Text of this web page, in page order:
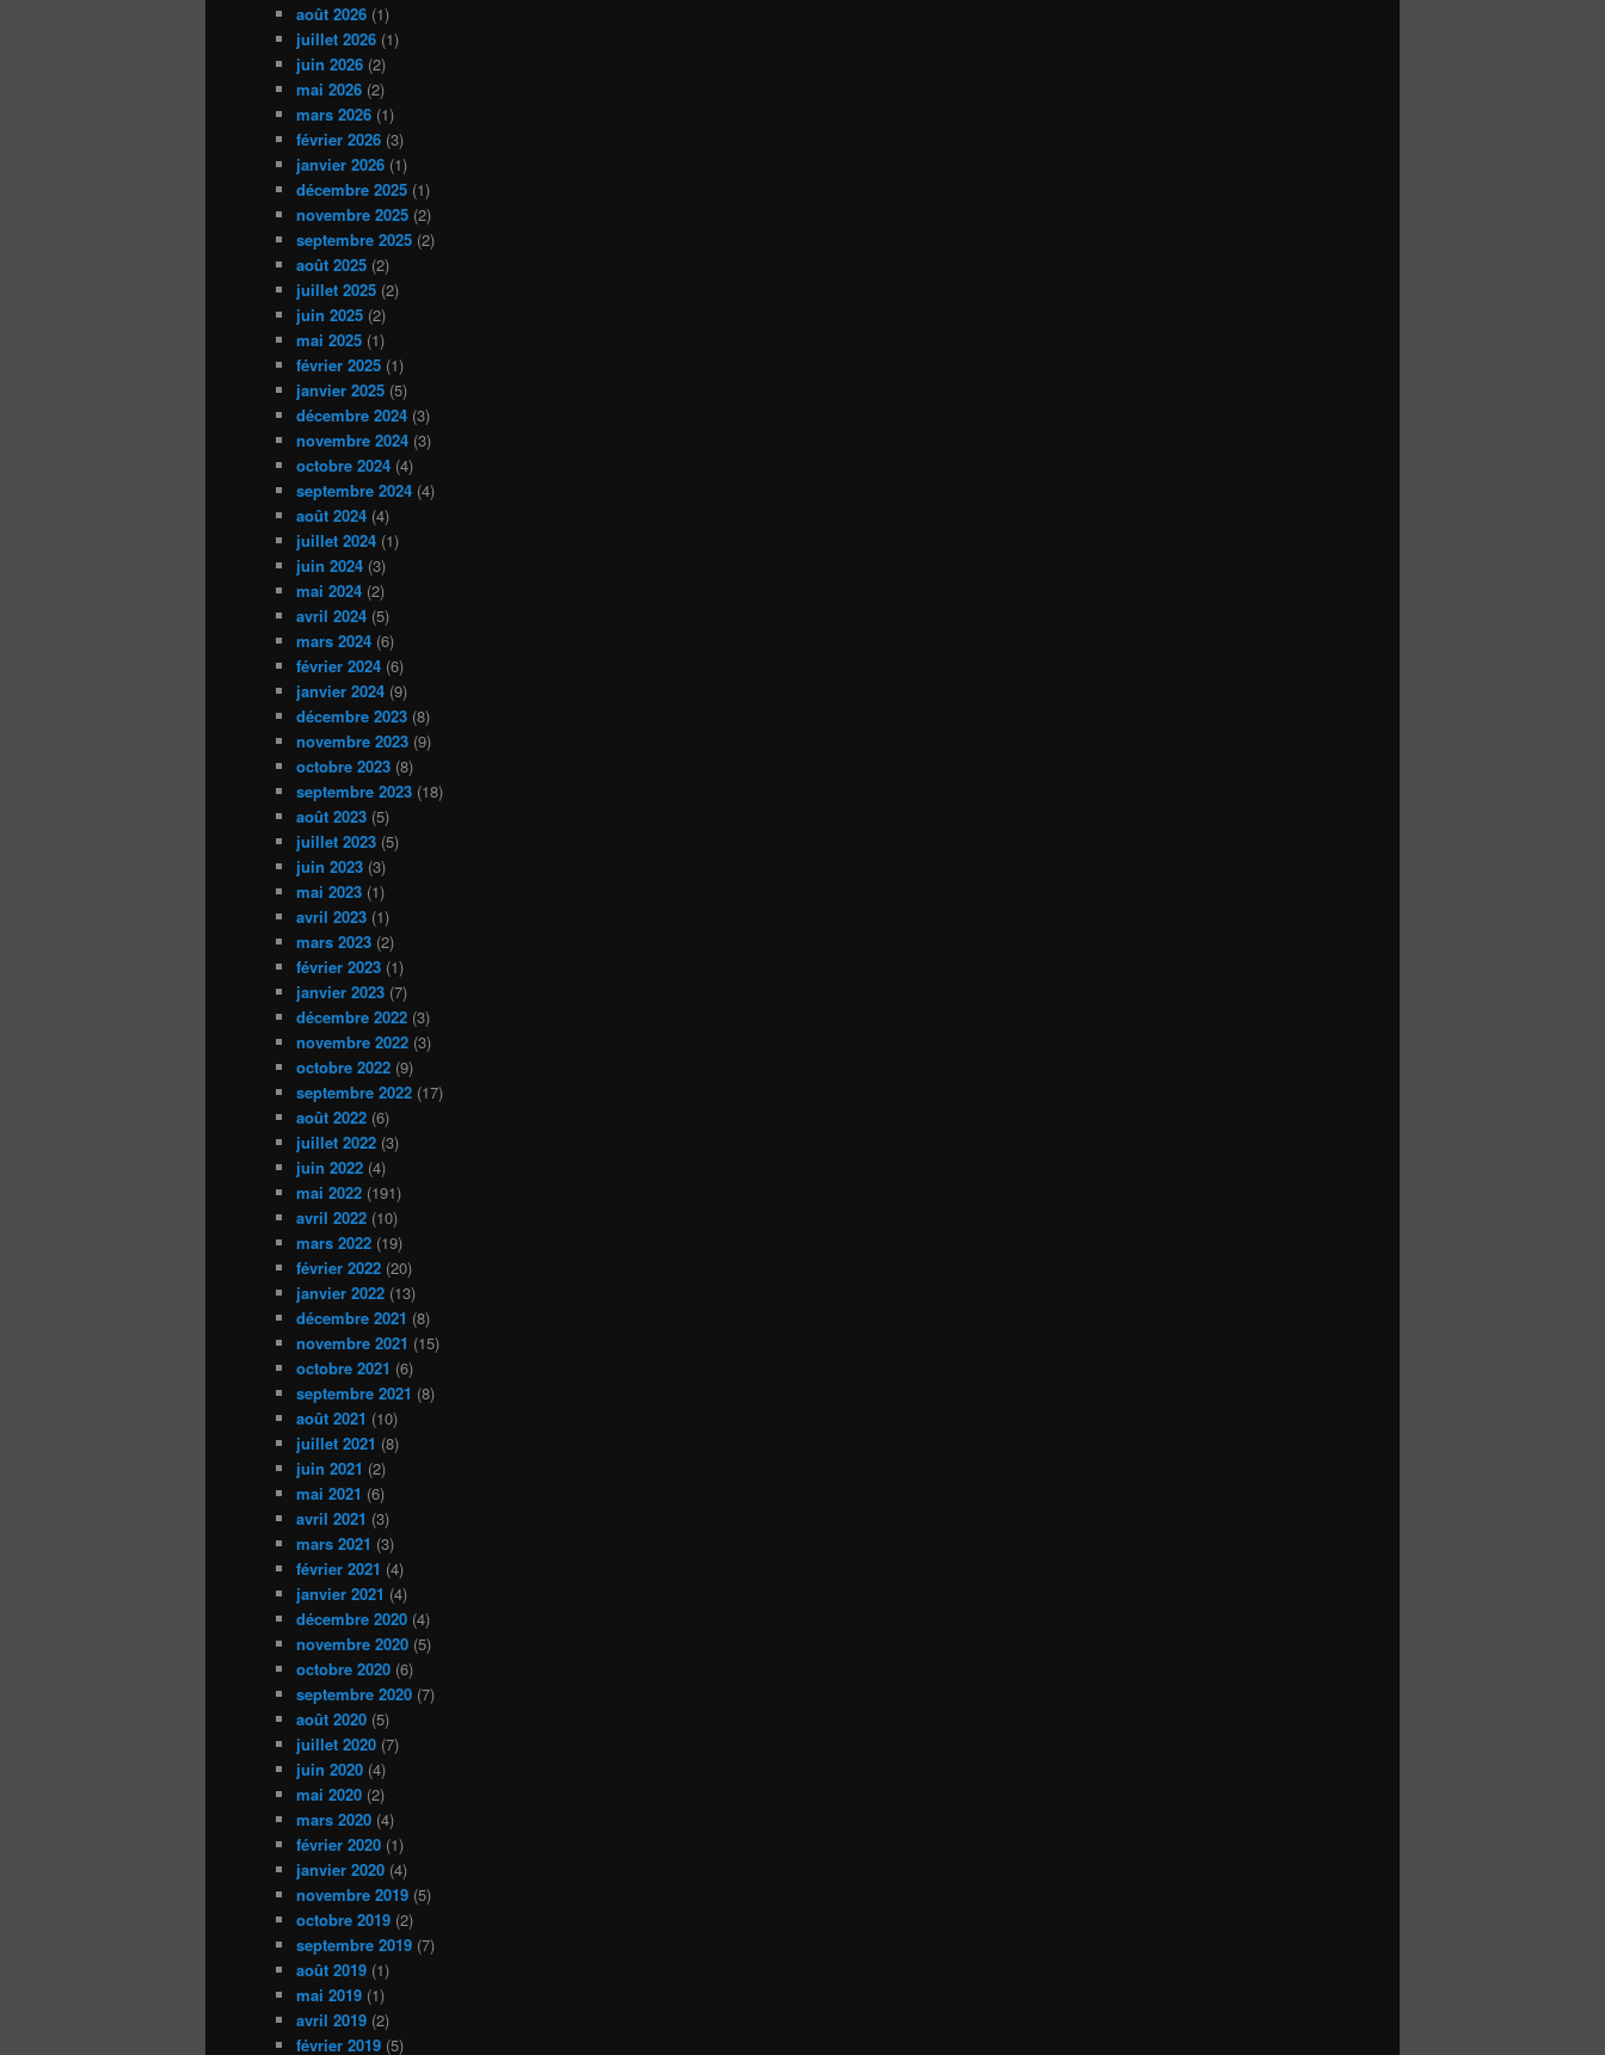
août 2026 (1)
juillet 2026 (1)
juin 2026 (2)
mai 2026 (2)
mars 2026 (1)
février 2026 (3)
janvier 2026 (1)
décembre 2025 (1)
novembre 2025 (2)
septembre 2025 (2)
août 2025 (2)
juillet 2025 (2)
juin 2025 (2)
mai 2025 (1)
février 2025 (1)
janvier 2025 (5)
décembre 2024 (3)
novembre 2024 (3)
octobre 2024 (4)
septembre 2024 (4)
août 2024 (4)
juillet 2024 (1)
juin 2024 (3)
mai 2024 (2)
avril 2024 (5)
mars 2024 (6)
février 2024 (6)
janvier 2024 (9)
décembre 2023 (8)
novembre 2023 (9)
octobre 2023 (8)
septembre 2023 (18)
août 2023 (5)
juillet 2023 (5)
juin 2023 (3)
mai 2023 (1)
avril 2023 (1)
mars 2023 (2)
février 2023 (1)
janvier 2023 (7)
décembre 2022 (3)
novembre 2022 (3)
octobre 2022 (9)
septembre 2022 (17)
août 2022 (6)
juillet 2022 (3)
juin 2022 (4)
mai 2022 (191)
avril 2022 (10)
mars 2022 (19)
février 2022 (20)
janvier 2022 (13)
décembre 2021 (8)
novembre 2021 (15)
octobre 2021 (6)
septembre 2021 (8)
août 2021 (10)
juillet 2021 (8)
juin 2021 (2)
mai 2021 (6)
avril 2021 (3)
mars 2021 (3)
février 2021 (4)
janvier 2021 (4)
décembre 2020 (4)
novembre 2020 (5)
octobre 2020 (6)
septembre 2020 (7)
août 2020 (5)
juillet 2020 (7)
juin 2020 (4)
mai 2020 (2)
mars 2020 (4)
février 2020 (1)
janvier 2020 (4)
novembre 2019 (5)
octobre 2019 (2)
septembre 2019 (7)
août 2019 (1)
mai 2019 (1)
avril 2019 (2)
février 2019 (5)